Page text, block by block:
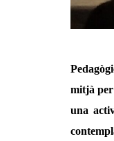
mitjà per
una